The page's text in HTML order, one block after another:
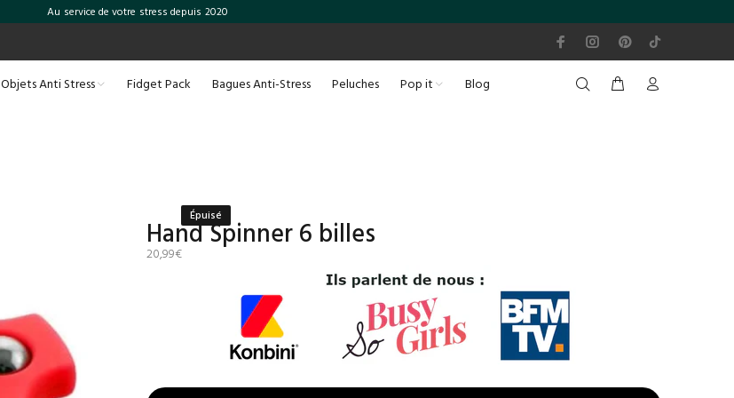
Au service de votre stress depuis 2020
Objets Anti Stress Fidget Pack Bagues Anti-Stress Peluches Pop it Blog
Épuisé
Hand Spinner 6 billes
20,99€